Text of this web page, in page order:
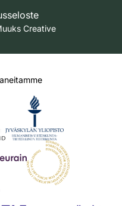
Creative